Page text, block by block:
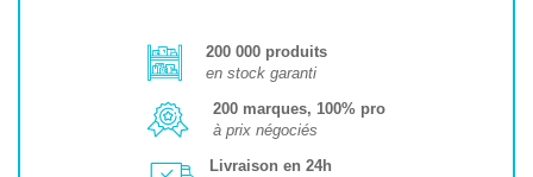
200 000 produits
en stock garanti
200 marques, 100% pro
à prix négociés
Livraison en 24h